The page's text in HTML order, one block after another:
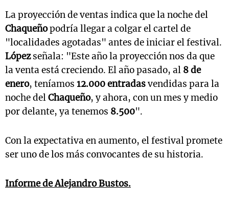
La proyección de ventas indica que la noche del
Chaqueñopodría llegar a colgar el cartel de
"localidades agotadas" antes de iniciar el festival.
Lópezseñala: "Este año la proyección nos da que
la venta está creciendo. El año pasado, al 8 de
enero, teníamos 12.000 entradasvendidas para la
noche delChaqueño, y ahora, con un mes y medio
por delante, ya tenemos 8.500".
Con la expectativa en aumento, el festival promete
ser uno de los más convocantes de su historia.
Informe deAlejandro Bustos.